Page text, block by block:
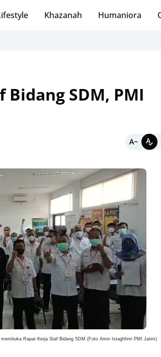
Khazanah Humaniora
SDM, PMI
Rapat Kerja Staf Bidang SDM (Foto Amin Istaghfirin PMI Jatim)